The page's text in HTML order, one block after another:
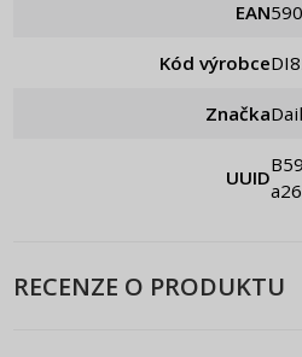
EAN
Kód výrobce
Značka
UUID
b5915617-f69d-40bc-b8d8-
RECENZE O PRODUKTU